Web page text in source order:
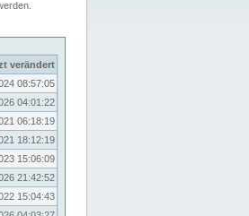
verändert
08:57:05
04:01:22
06:18:19
18:12:19
15:06:09
21:42:52
15:04:43